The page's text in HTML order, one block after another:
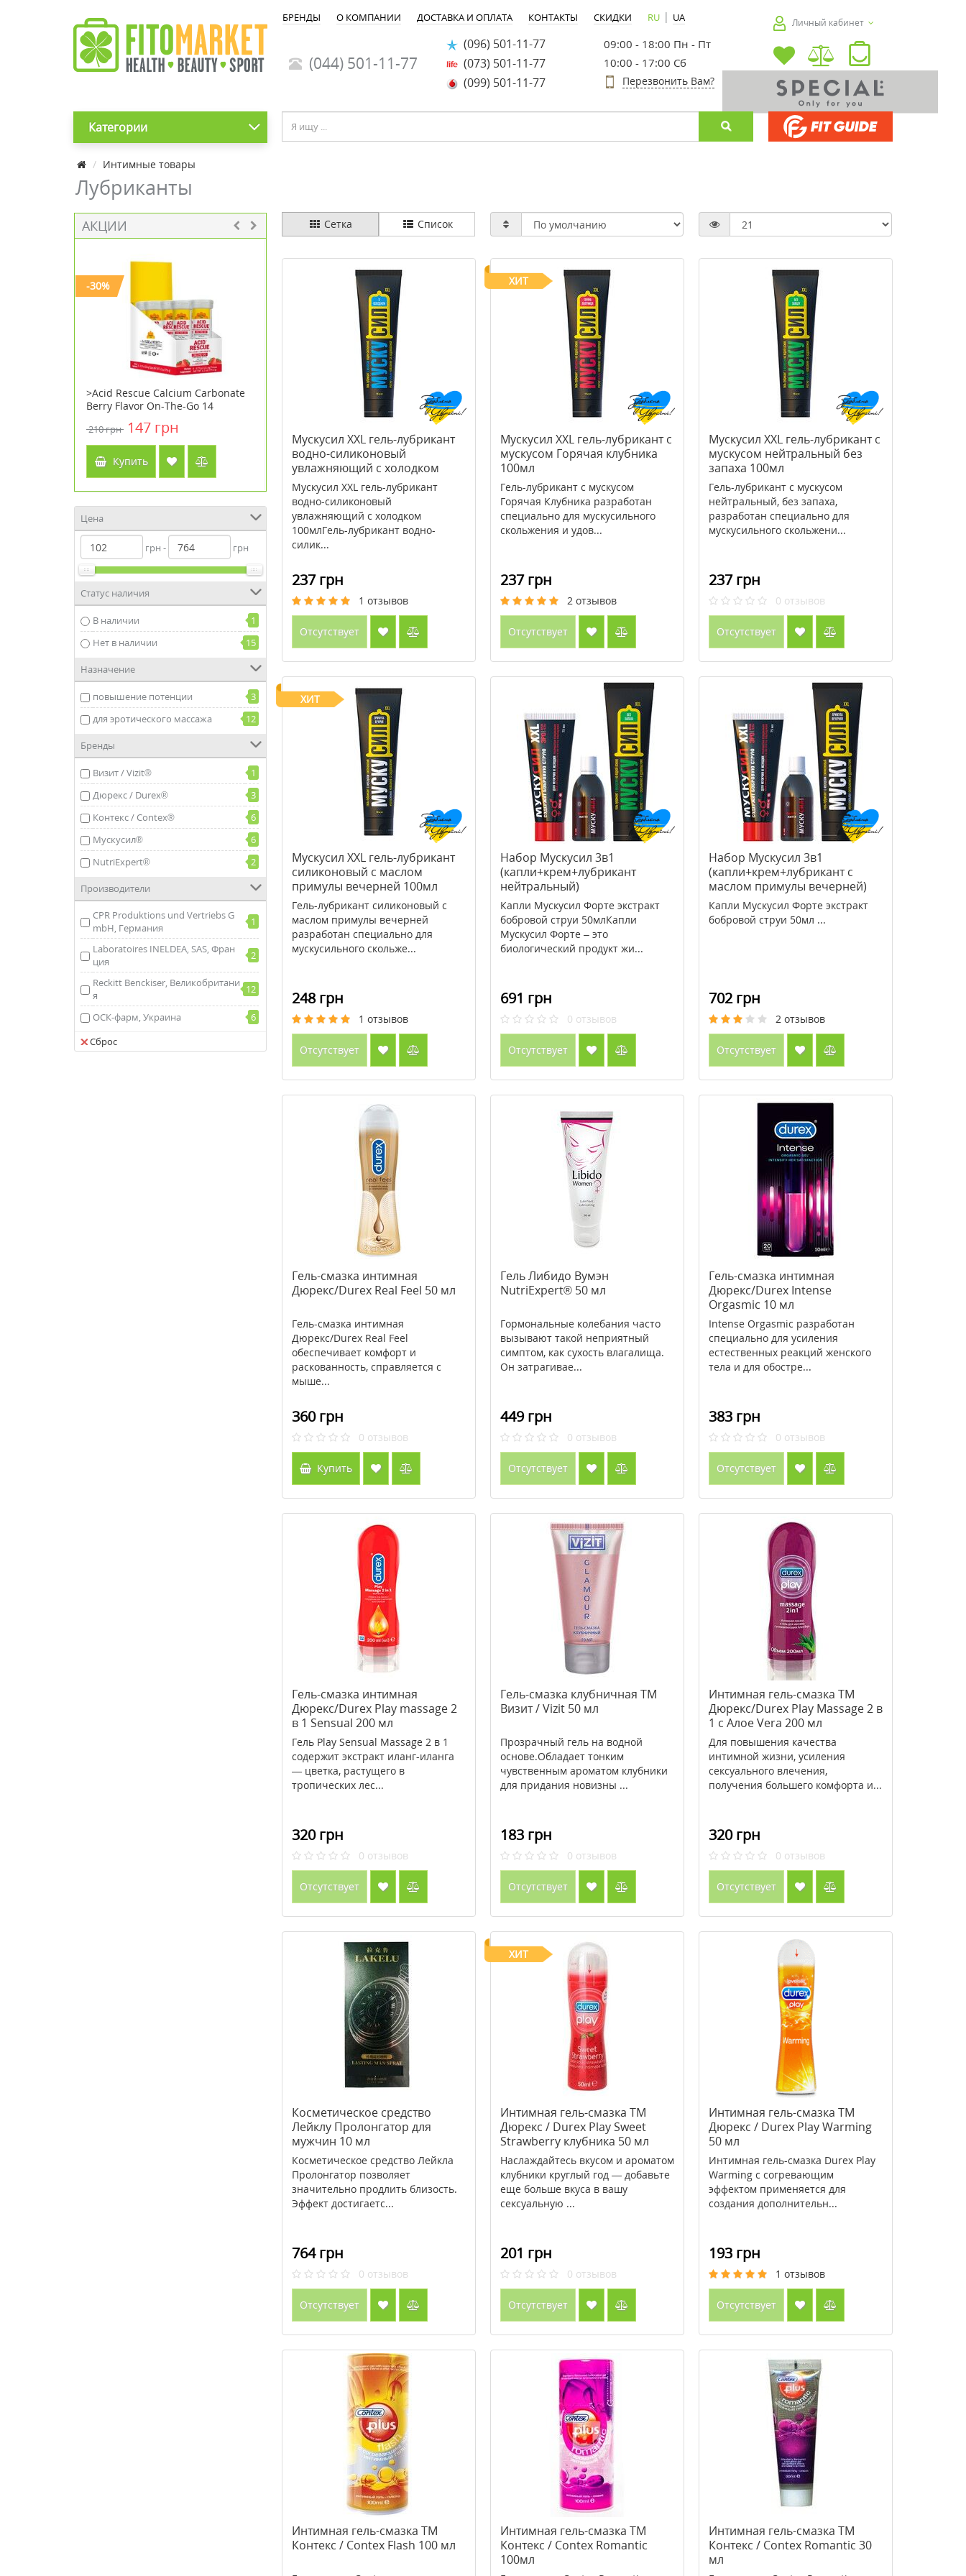
БРЕНДЫ О КОМПАНИИ ДОСТАВКА И ОПЛАТА КОНТАКТЫ СКИДКИ RU | UA
(044) 501-11-77
(096) 501-11-77
(073) 501-11-77
(099) 501-11-77
09:00 - 18:00 Пн - Пт
10:00 - 17:00 Сб
Перезвонить Вам?
Личный кабинет
Категории
Интимные товары
Лубриканты
АКЦИИ
-30%
>Acid Rescue Calcium Carbonate
Berry Flavor On-The-Go 14
Кантри Лайф / Country Life
210 грн 147 грн
Купить
>Cenitol® Metagenics (Ценитол)
Купить
-30%
>Bee Propolis (Пчелиный
прополис) 500 мг 100 капсул ТМ
Кантри Лайф / Country Life
Купить
>Babor Body Grounding
Soul&Room Fragrance 220 мл
Купить
> Маска-пленка для
Maison очищающая
пудрой жемчуга 10 г
58 грн
Цена
грн - грн
Статус наличия
В наличии
1
Нет в наличии
15
Назначение
повышение потенции
3
для эротического массажа
12
Бренды
Визит / Vizit®
1
Дюрекс / Durex®
3
Контекс / Contex®
6
Мускусил®
6
NutriExpert®
2
Производители
CPR Produktions und Vertriebs G
mbH, Германия
1
Laboratoires INELDEA, SAS, Фран
ция
2
Reckitt Benckiser, Великобритани
я
12
ОСК-фарм, Украина
6
Сброс
Сетка Список
Мускусил XXL гель-лубрикант
водно-силиконовый
увлажняющий с холодком
100мл
Мускусил XXL гель-лубрикант
водно-силиконовый
увлажняющий с холодком
100млГель-лубрикант водно-
силик...
237 грн
1 отзывов
Отсутствует
ХИТ
Мускусил XXL гель-лубрикант с
мускусом Горячая клубника
100мл
Гель-лубрикант с мускусом
Горячая Клубника разработан
специально для мускусильного
скольжения и удов...
237 грн
2 отзывов
Отсутствует
Мускусил XXL гель-лубрикант с
мускусом нейтральный без
запаха 100мл
Гель-лубрикант с мускусом
нейтральный, без запаха,
разработан специально для
мускусильного скольжени...
237 грн
0 отзывов
Отсутствует
ХИТ
Мускусил XXL гель-лубрикант
силиконовый с маслом
примулы вечерней 100мл
Гель-лубрикант силиконовый с
маслом примулы вечерней
разработан специально для
мускусильного скольже...
248 грн
1 отзывов
Отсутствует
Набор Мускусил 3в1
(капли+крем+лубрикант
нейтральный)
Капли Мускусил Форте экстракт
бобровой струи 50млКапли
Мускусил Форте – это
биологический продукт жи...
691 грн
0 отзывов
Отсутствует
Набор Мускусил 3в1
(капли+крем+лубрикант с
маслом примулы вечерней)
Капли Мускусил Форте экстракт
бобровой струи 50мл ...
702 грн
2 отзывов
Отсутствует
Гель-смазка интимная
Дюрекс/Durex Real Feel 50 мл
Гель-смазка интимная
Дюрекс/Durex Real Feel
обеспечивает комфорт и
раскованность, справляется с
мыше...
360 грн
0 отзывов
Купить
Гель Либидо Вумэн
NutriExpert® 50 мл
Гормональные колебания часто
вызывают такой неприятный
симптом, как сухость влагалища.
Он затрагивае...
449 грн
0 отзывов
Отсутствует
Гель-смазка интимная
Дюрекс/Durex Intense
Orgasmic 10 мл
Intense Orgasmic разработан
специально для усиления
естественных реакций женского
тела и для обостре...
383 грн
0 отзывов
Отсутствует
Гель-смазка интимная
Дюрекс/Durex Play massage 2
в 1 Sensual 200 мл
Гель Play Sensual Massage 2 в 1
содержит экстракт иланг-иланга
— цветка, растущего в
тропических лес...
320 грн
0 отзывов
Отсутствует
Гель-смазка клубничная ТМ
Визит / Vizit 50 мл
Прозрачный гель на водной
основе.Обладает тонким
чувственным ароматом клубники
для придания новизны ...
183 грн
0 отзывов
Отсутствует
Интимная гель-смазка ТМ
Дюрекс/Durex Play Massage 2 в
1 c Алое Vera 200 мл
Для повышения качества
интимной жизни, усиления
сексуального влечения,
получения большего комфорта и...
320 грн
0 отзывов
Отсутствует
Косметическое средство
Лейклу Пролонгатор для
мужчин 10 мл
Косметическое средство Лейкла
Пролонгатор позволяет
значительно продлить близость.
Эффект достигаетс...
764 грн
0 отзывов
Отсутствует
ХИТ
Интимная гель-смазка ТМ
Дюрекс / Durex Play Sweet
Strawberry клубника 50 мл
Наслаждайтесь вкусом и ароматом
клубники круглый год — добавьте
еще больше вкуса в вашу
сексуальную ...
201 грн
0 отзывов
Отсутствует
Интимная гель-смазка ТМ
Дюрекс / Durex Play Warming
50 мл
Интимная гель-смазка Durex Play
Warming с согревающим
эффектом применяется для
создания дополнительн...
193 грн
1 отзывов
Отсутствует
Интимная гель-смазка ТМ
Контекс / Contex Flash 100 мл
Интимная гель-смазка ТМ
Контекс / Contex Romantic
100мл
Интимная гель-смазка ТМ
Контекс / Contex Romantic 30
мл